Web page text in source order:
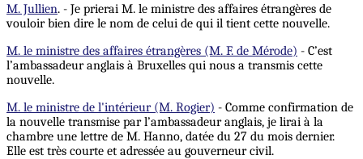
M. Jullien. - Je prierai M. le ministre des affaires étrangères de
vouloir bien dire le nom de celui de qui il tient cette nouvelle.
M. le ministre des affaires étrangères (M. F. de Mérode) - C’est
l’ambassadeur anglais à Bruxelles qui nous a transmis cette
nouvelle.
M. le ministre de l'intérieur (M. Rogier) - Comme confirmation de
la nouvelle transmise par l’ambassadeur anglais, je lirai à la
chambre une lettre de M. Hanno, datée du 27 du mois dernier.
Elle est très courte et adressée au gouverneur civil.